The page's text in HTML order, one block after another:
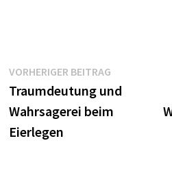
Beitragsnavigation
VORHERIGER BEITRAGVorheriger
Beitrag:
Traumdeutung und
Wahrsagerei beim
Eierlegen